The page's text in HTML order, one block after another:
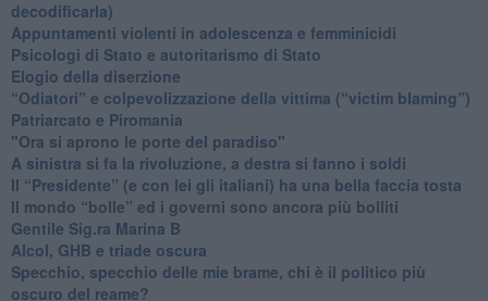
decodificarla)
​Appuntamenti violenti in adolescenza e femminicidi
​Psicologi di Stato e autoritarismo di Stato
Elogio della diserzione
“Odiatori” e colpevolizzazione della vittima (“victim blaming”)
​Patriarcato e Piromania
"Ora si aprono le porte del paradiso"
​A sinistra si fa la rivoluzione, a destra si fanno i soldi
​Il “Presidente” (e con lei gli italiani) ha una bella faccia tosta
​Il mondo “bolle” ed i governi sono ancora più bolliti
​Gentile Sig.ra Marina B
​Alcol, GHB e triade oscura
​Specchio, specchio delle mie brame, chi è il politico più
oscuro del reame?